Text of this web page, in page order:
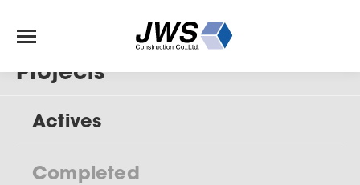
Projects
Actives
Completed